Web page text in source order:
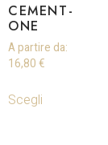
CEMENT-
ONE
A partire da:
16,80 €
Scegli